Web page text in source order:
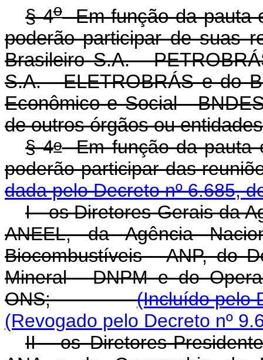
§ 4oEm função da pauta
poderão participar de suas
Brasileiro S.A. -
S.A. - ELETROBRÁS e do
Econômico e Social -
de outros órgãos ou
§ 4oEm função da pauta
poderão participar das
dada pelo Decreto nº 6.685,
I - os Diretores-Gerais da
ANEEL, da Agência
Biocombustíveis - ANP, do
Mineral - DNPM e do
ONS;(Incluído pelo
(Revogado pelo Decreto nº
II - os Diretores-